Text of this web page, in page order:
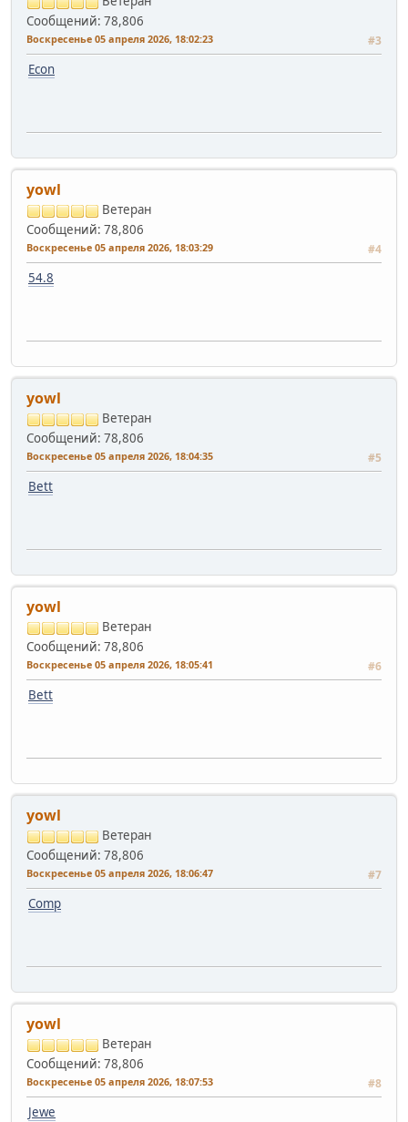
Сообщений: 78,806
Воскресенье 05 апреля 2026, 18:02:23 #3
Econ
yowl
Ветеран
Сообщений: 78,806
Воскресенье 05 апреля 2026, 18:03:29 #4
54.8
yowl
Ветеран
Сообщений: 78,806
Воскресенье 05 апреля 2026, 18:04:35 #5
Bett
yowl
Ветеран
Сообщений: 78,806
Воскресенье 05 апреля 2026, 18:05:41 #6
Bett
yowl
Ветеран
Сообщений: 78,806
Воскресенье 05 апреля 2026, 18:06:47 #7
Comp
yowl
Ветеран
Сообщений: 78,806
Воскресенье 05 апреля 2026, 18:07:53 #8
Jewe